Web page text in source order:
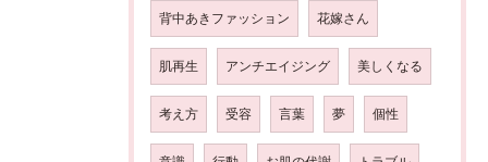
背中あきファッション 花嫁さん
肌再生 アンチエイジング 美しくなる
考え方 受容 言葉 夢 個性